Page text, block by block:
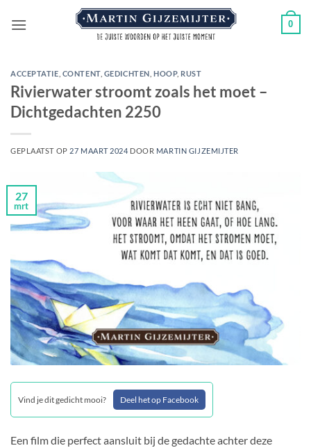
naar
0
ACCEPTATIE CONTENT, GEDICHTEN HOOP, RUST
Rivierwater stroomt zoals het moet –
Dichtgedachten 2250
GEPLAATST OP 27 MAART 2024 DOOR MARTIN GIJZEMIJTER
27
mrt
Vind je dit gedicht mooi? Deel het op Facebook
Een film die perfect aansluit bij de gedachte achter deze